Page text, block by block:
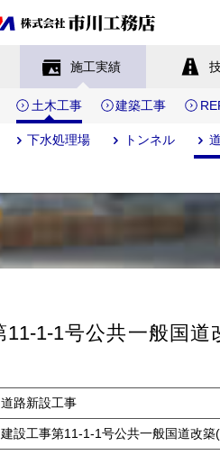
施工実績
土木工事 建築工事
下水処理場 トンネル
11-1-1号公共一般国道
道路新設工事
建設工事第11-1-1号公共一般国道改築